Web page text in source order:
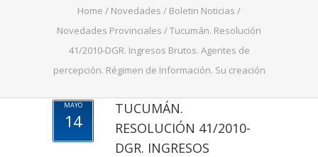
Home / Novedades / Boletin Noticias /
Novedades Provinciales /Tucumán. Resolución
41/2010-DGR. Ingresos Brutos. Agentes de
percepción. Régimen de Información. Su creación
MAYO
14
TUCUMÁN.
RESOLUCIÓN 41/2010-
DGR. INGRESOS